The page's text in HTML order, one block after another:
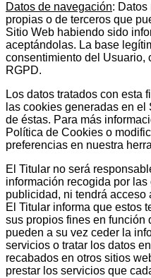
Datos de navegación: Datos
propias o de terceros que
Sitio Web habiendo sido
aceptándolas. La base
consentimiento del Usuario,
RGPD.
Los datos tratados con esta
las cookies generadas en
de éstas. Para más
Política de Cookies o
preferencias en nuestra
El Titular no será
información recogida por
publicidad, ni tendrá acceso
El Titular informa que estos
sus propios fines en función
pueden a su vez ceder la
servicios o tratar los datos
recabados en otros sitios
prestar los servicios que